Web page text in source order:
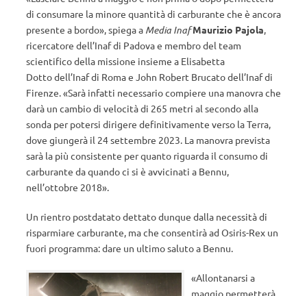
di consumare la minore quantità di carburante che è ancora
presente a bordo», spiega a Media InafMaurizio Pajola,
ricercatore dell’Inaf di Padova e membro del team
scientifico della missione insieme a Elisabetta
Dotto dell’Inaf di Roma e John Robert Brucato dell’Inaf di
Firenze. «Sarà infatti necessario compiere una manovra che
darà un cambio di velocità di 265 metri al secondo alla
sonda per potersi dirigere definitivamente verso la Terra,
dove giungerà il 24 settembre 2023. La manovra prevista
sarà la più consistente per quanto riguarda il consumo di
carburante da quando ci si è avvicinati a Bennu,
nell’ottobre 2018».
Un rientro postdatato dettato dunque dalla necessità di
risparmiare carburante, ma che consentirà ad Osiris-Rex un
fuori programma: dare un ultimo saluto a Bennu.
«Allontanarsi a
maggio permetterà